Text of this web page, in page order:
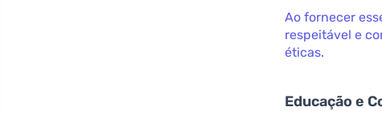
Ao fornecer
respeitável e
éticas.
Educação e